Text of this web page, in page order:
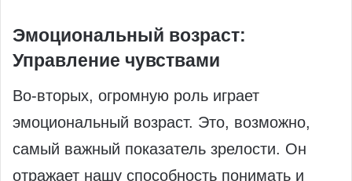
Эмоциональный возраст:
Управление чувствами
Во-вторых, огромную роль играет
эмоциональный возраст. Это, возможно,
самый важный показатель зрелости. Он
отражает нашу способность понимать и